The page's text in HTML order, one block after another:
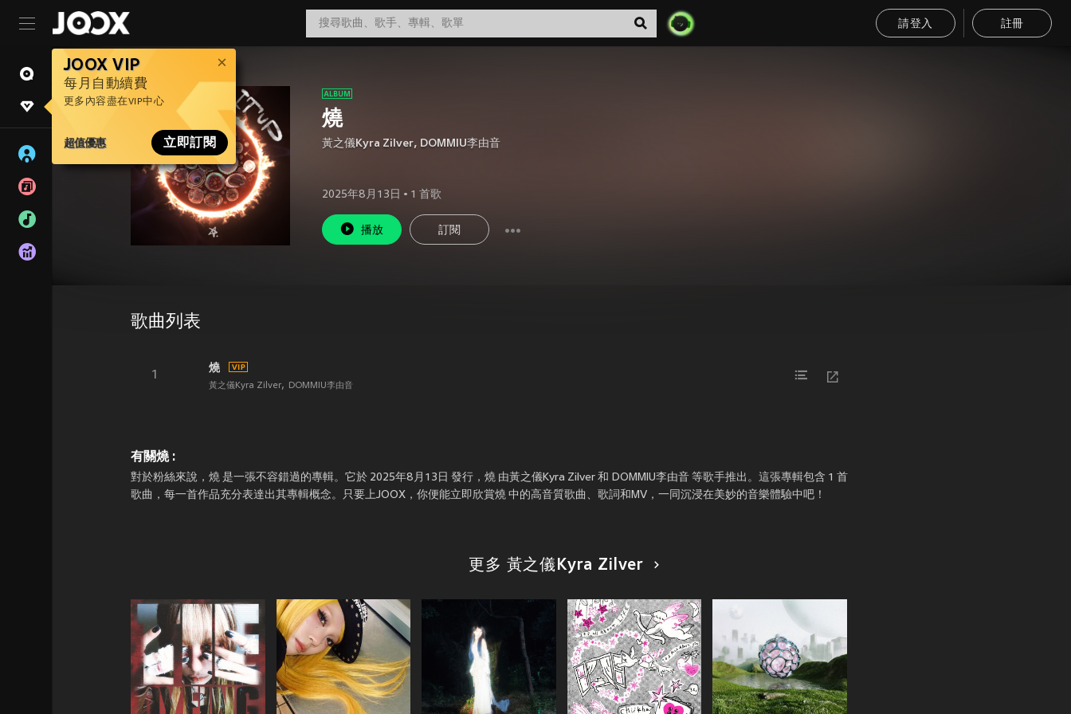
請登入 註冊
JOOX VIP
每月自動續費
更多內容盡在VIP中心
超值優惠 立即訂閱
燒
黃之儀Kyra Zilver, DOMMIU李由音
2025年8月13日 • 1 首歌
播放 訂閱
歌曲列表
1
燒
黃之儀Kyra Zilver DOMMIU李由音
有關燒 :
對於粉絲來說，燒 是一張不容錯過的專輯。它於 2025年8月13日 發行，燒 由黃之儀Kyra Zilver 和 DOMMIU李由音 等歌手推出。這張專輯包含 1 首
歌曲，每一首作品充分表達出其專輯概念。只要上JOOX，你便能立即欣賞燒 中的高音質歌曲、歌詞和MV，一同沉浸在美妙的音樂體驗中吧！
更多 黃之儀Kyra Zilver